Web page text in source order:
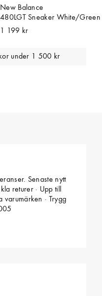
New Balance
480LGT Sneaker White/Green
1 199 kr
under 1 500 kr
Senaste nytt
returer · Upp till
varumärken · Trygg